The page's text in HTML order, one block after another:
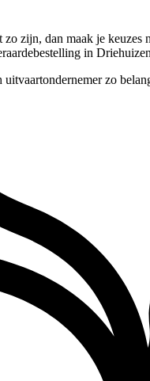
zijn, dan maak je keuzes
in
zo